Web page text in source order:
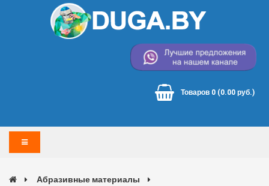
Товаров 0 (0.00 руб.)
Абразивные материалы